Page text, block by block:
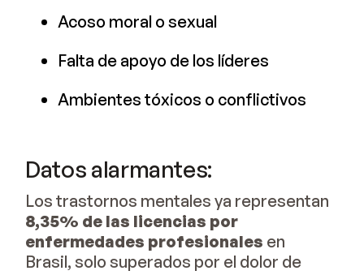
Acoso moral o sexual
Falta de apoyo de los líderes
Ambientes tóxicos o conflictivos
Datos alarmantes:
Los trastornos mentales ya representan
8,35% de las licencias por
enfermedades profesionales en
Brasil, solo superados por el dolor de